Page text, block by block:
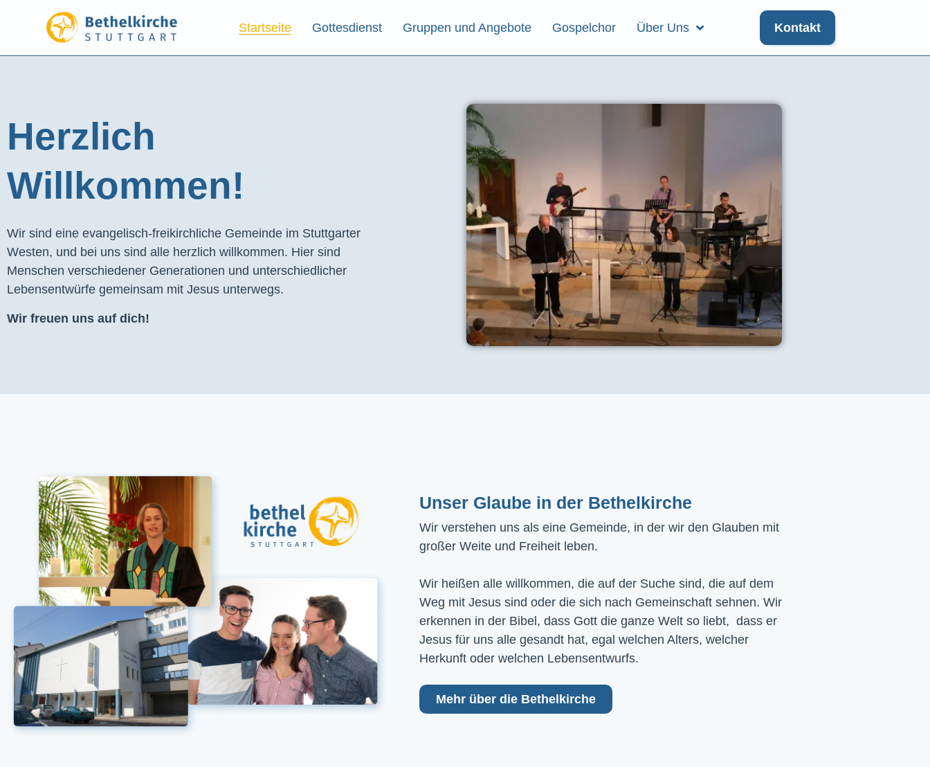
Startseite Gottesdienst Gruppen und Angebote Gospelchor Über Uns Kontakt
Herzlich
Willkommen!
Wir sind eine evangelisch-freikirchliche Gemeinde im Stuttgarter
Westen, und bei uns sind alle herzlich willkommen. Hier sind
Menschen verschiedener Generationen und unterschiedlicher
Lebensentwürfe gemeinsam mit Jesus unterwegs.
Wir freuen uns auf dich!
Unser Glaube in der Bethelkirche
Wir verstehen uns als eine Gemeinde, in der wir den Glauben mit
großer Weite und Freiheit leben.
Wir heißen alle willkommen, die auf der Suche sind, die auf dem
Weg mit Jesus sind oder die sich nach Gemeinschaft sehnen. Wir
erkennen in der Bibel, dass Gott die ganze Welt so liebt, dass er
Jesus für uns alle gesandt hat, egal welchen Alters, welcher
Herkunft oder welchen Lebensentwurfs.
Mehr über die Bethelkirche